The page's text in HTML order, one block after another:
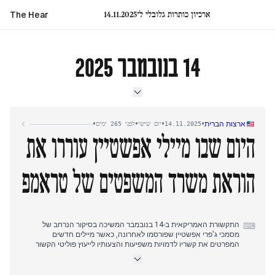
The Hear ארכיון כותרות גלובלי ל־14.11.2025
14 בנובמבר 2025
ארצות הברית•
14.11.2025
•יום שישי•לפני 265 ימים •
היום שבו מיילי אפשטיין עוררו את
הוראת משרד המשפטים של טראמפ
⌨
התקשורת האמריקאית ב-14 בנובמבר המשיכה בסיקור הנרחב של
מסמכי ג'פרי אפשטיין שפורסמו לאחרונה, כאשר מיילים חדשים
המפרטים את קשריו לדמויות משפיעות והצעותיו לייעוץ פוליטי הקשור
חשיפות שאפשטיין הציע עצות פוליטיות בנוגע להתמודדות עם טראמפ